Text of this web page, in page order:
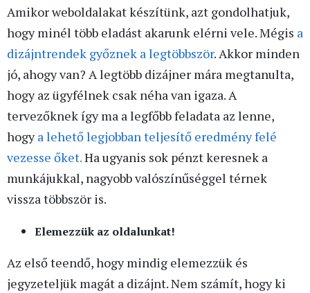
Amikor weboldalakat készítünk, azt gondolhatjuk,
hogy minél több eladást akarunk elérni vele. Mégis a
dizájntrendek győznek a legtöbbször. Akkor minden
jó, ahogy van? A legtöbb dizájner mára megtanulta,
hogy az ügyfélnek csak néha van igaza. A
tervezőknek így ma a legfőbb feladata az lenne,
hogya lehető legjobban teljesítő eredmény felé
vezesse őket.Ha ugyanis sok pénzt keresnek a
munkájukkal, nagyobb valószínűséggel térnek
vissza többször is.
Elemezzük az oldalunkat!
Az első teendő, hogy mindig elemezzük és
jegyzeteljük magát a dizájnt. Nem számít, hogy ki